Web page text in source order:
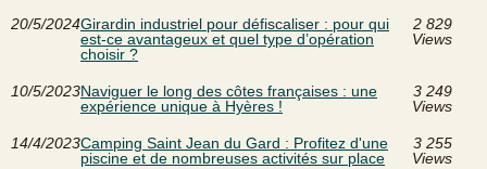
20/5/2024Girardin industriel pour défiscaliser : pour qui
est-ce avantageux et quel type d’opération
choisir ?
2 829
Views
10/5/2023Naviguer le long des côtes françaises : une
expérience unique à Hyères !
3 249
Views
14/4/2023Camping Saint Jean du Gard : Profitez d'une
piscine et de nombreuses activités sur place
3 255
Views